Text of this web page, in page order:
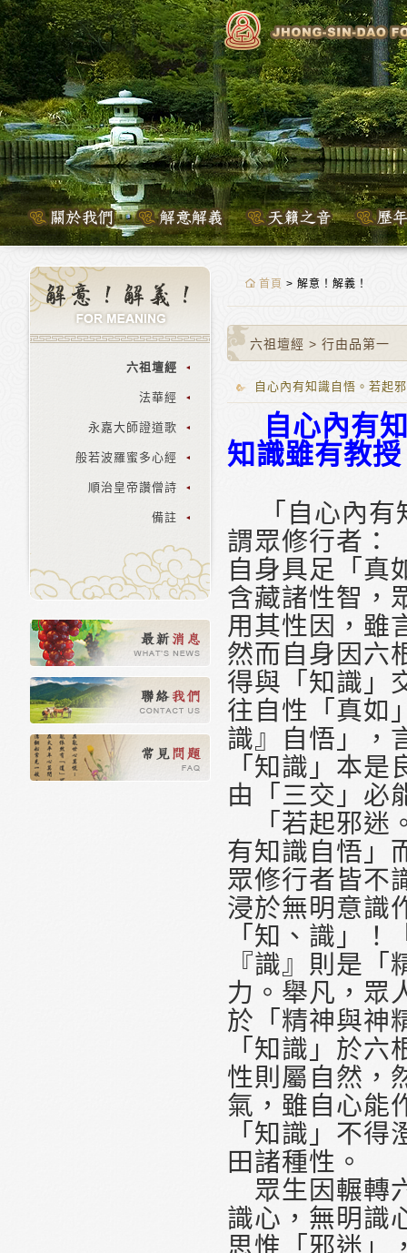
六祖壇經
法華經
永嘉大師證道歌
般若波羅蜜多心經
順治皇帝讚僧詩
備註
首頁 > 解意！解義！
六祖壇經 > 行由品第一
自心內有知識自悟。若起
自心內有知
知識雖有教
「自心內有
謂眾修行者：
自身具足「真
含藏諸性智，
用其性因，雖
然而自身因六
得與「知識」
往自性「真如
識』自悟」，
「知識」本
由「三交」必
「若起邪迷
有知識自悟」
眾修行者皆不
浸於無明意識
「知、識」
『識』則是
力。舉凡，眾
於「精神與神
「知識」於
性則屬自然，
氣，雖自心能
「知識」不
田諸種性。
眾生因輾轉
識心，無明識
思惟「邪迷」